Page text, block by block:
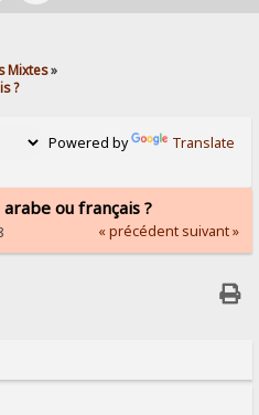
Mixtes»
?
Powered by Translate
ou français ?
« précédent suivant »